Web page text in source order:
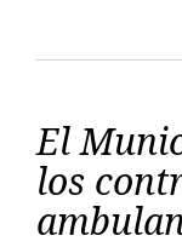
El
los